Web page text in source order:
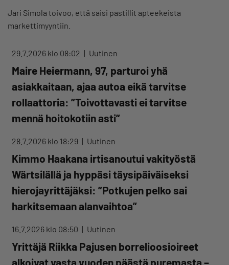
Jari Simola toivoo, että saisi pastillit apteekeista
markettimyyntiin.
29.7.2026 klo 08:02 Uutinen
Maire Heiermann, 97, parturoi yhä
asiakkaitaan, ajaa autoa eikä tarvitse
rollaattoria: ”Toivottavasti ei tarvitse
mennä hoitokotiin asti”
28.7.2026 klo 18:29 Uutinen
Kimmo Haakana irtisanoutui vakityöstä
Wärtsilällä ja hyppäsi täysipäiväiseksi
hierojayrittäjäksi: ”Potkujen pelko sai
harkitsemaan alanvaihtoa”
16.7.2026 klo 08:50 Uutinen
Yrittäjä Riikka Pajusen borrelioosioireet
alkoivat vasta vuoden päästä puremasta –